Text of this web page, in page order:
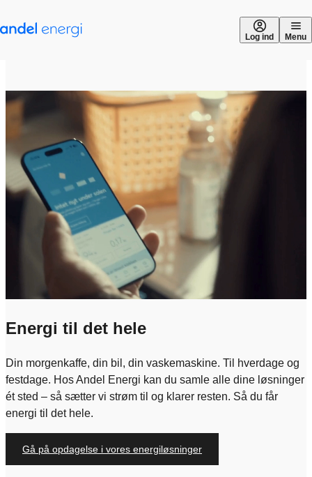
Log ind Menu
Energi til det hele
Din morgenkaffe, din bil, din vaskemaskine. Til hverdage og
festdage. Hos Andel Energi kan du samle alle dine løsninger
ét sted – så sætter vi strøm til og klarer resten. Så du får
energi til det hele.
Gå på opdagelse i vores energiløsninger